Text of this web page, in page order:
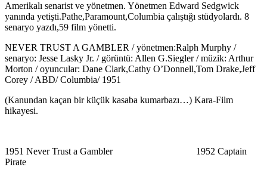
Amerikalı senarist ve yönetmen. Yönetmen Edward Sedgwick
yanında yetişti.Pathe,Paramount,Columbia çalıştığı stüdyolardı. 8
senaryo yazdı,59 film yönetti.
NEVER TRUST A GAMBLER / yönetmen:Ralph Murphy /
senaryo: Jesse Lasky Jr. / görüntü: Allen G.Siegler / müzik: Arthur
Morton / oyuncular: Dane Clark,Cathy O’Donnell,Tom Drake,Jeff
Corey / ABD/ Columbia/ 1951
(Kanundan kaçan bir küçük kasaba kumarbazı…) Kara-Film
hikayesi.
1951 Never Trust a Gambler 1952 Captain
Pirate